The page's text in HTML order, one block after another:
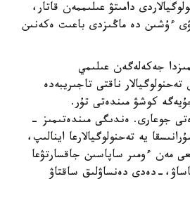
دامىتۋ عىلىممەن قاتار،
ءۇشىن دە ماڭىزدى باعىت ەكەنىن
جەكەلەگەن عىلىمي
ناقتى تاجىريبەدە
كوشۋ مىندەتى تۇر.
جوعارى. ەندىگى مىندەتىمىز -
يە تەحنولوگيالارعا اينالىپ،
مەن ءومىر ساپاسىن جاقسارتۋعا
دەدى دەنساۋلىق ساقتاۋ